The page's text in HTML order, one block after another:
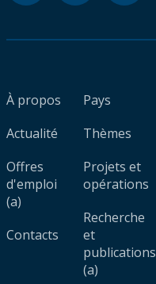
À propos
Actualité
Offres
d'emploi
(a)
Contacts
Pays
Thèmes
Projets et
opérations
Recherche
et
publications
(a)